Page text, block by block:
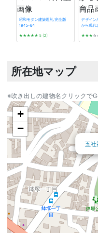
昭和モダン建築巡礼 完全版
1945-64
★★★★★ 5 (2)
デザイ
から現代
★★★
所在地マップ
※吹き出しの建物名クリックで
五社
+
−